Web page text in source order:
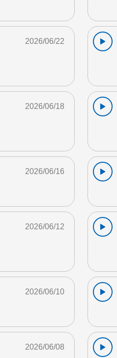
2026/06/22
2026/06/18
2026/06/16
2026/06/12
2026/06/10
2026/06/08